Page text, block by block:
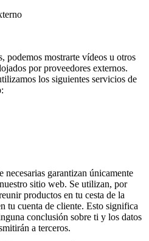
podemos mostrarte vídeos u otros
por proveedores externos.
los siguientes servicios de
necesarias garantizan únicamente
sitio web. Se utilizan, por
productos en tu cesta de la
tu cuenta de cliente. Esto significa
conclusión sobre ti y los datos
a terceros.